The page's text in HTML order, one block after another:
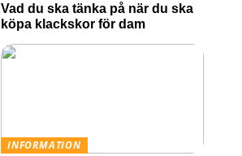
Vad du ska tänka på när du ska
köpa klackskor för dam
INFORMATION